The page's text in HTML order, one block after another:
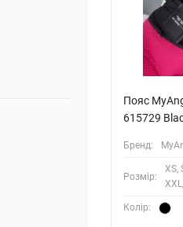
Пояс
615729
Бренд:
Розмiр:
XS,
Колiр: